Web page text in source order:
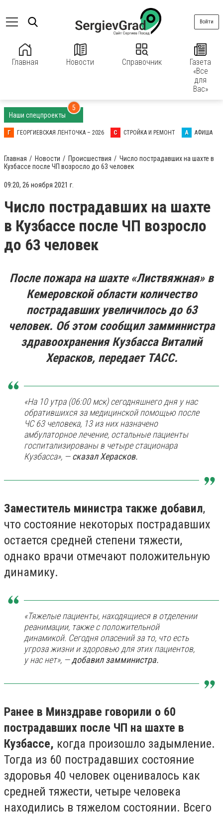
Главная Новости Справочник
Газета
«Все
для
Вас»
Войти
Наши спецпроекты
5
Г ГЕОРГИЕВСКАЯ ЛЕНТОЧКА – 2026 С СТРОЙКА И РЕМОНТ А АФИША
Главная Новости Происшествия
Число пострадавших на шахте в
Кузбассе после ЧП возросло до 63 человек
09:20, 26 ноября 2021 г.
Число пострадавших на шахте
в Кузбассе после ЧП возросло
до 63 человек
После пожара на шахте «Листвяжная» в
Кемеровской области количество
пострадавших увеличилось до 63
человек. Об этом сообщил замминистра
здравоохранения Кузбасса Виталий
Херасков, передает ТАСС.
«На 10 утра (06:00 мск) сегодняшнего дня у нас
обратившихся за медицинской помощью после
ЧС 63 человека, 13 из них назначено
амбулаторное лечение, остальные пациенты
госпитализированы в четыре стационара
Кузбасса», —сказал Херасков.
Заместитель министра также добавил,
что состояние некоторых пострадавших
остается средней степени тяжести,
однако врачи отмечают положительную
динамику.
«Тяжелые пациенты, находящиеся в отделении
реанимации, также с положительной
динамикой. Сегодня опасений за то, что есть
угроза жизни и здоровью для этих пациентов,
у нас нет», —добавил замминистра.
Ранее в Минздраве говорили о 60
пострадавших после ЧП на шахте в
Кузбассе, когда произошло задымление.
Тогда из 60 пострадавших состояние
здоровья 40 человек оценивалось как
средней тяжести, четыре человека
находились в тяжелом состоянии. Всего